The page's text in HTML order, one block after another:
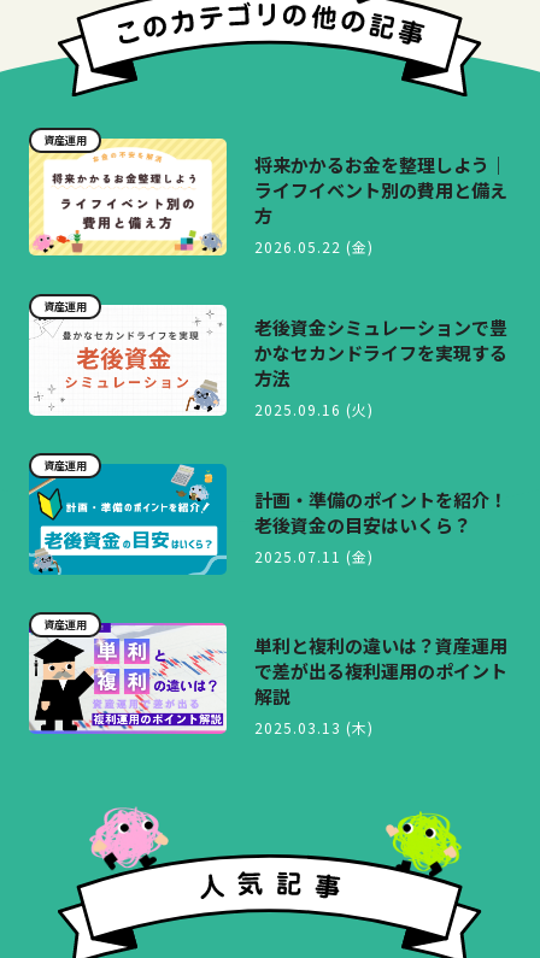
資産運用
将来かかるお金を整理しよう｜
ライフイベント別の費用と備え
方
2026.05.22 (金)
資産運用
老後資金シミュレーションで豊
かなセカンドライフを実現する
方法
2025.09.16 (火)
資産運用
計画・準備のポイントを紹介！
老後資金の目安はいくら？
2025.07.11 (金)
資産運用
単利と複利の違いは？資産運用
で差が出る複利運用のポイント
解説
2025.03.13 (木)